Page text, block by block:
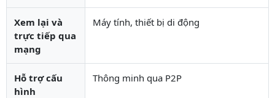
Xem lại và
trực tiếp qua
mạng
Máy tính, thiết bị di động
Hỗ trợ cấu
hình
Thông minh qua P2P